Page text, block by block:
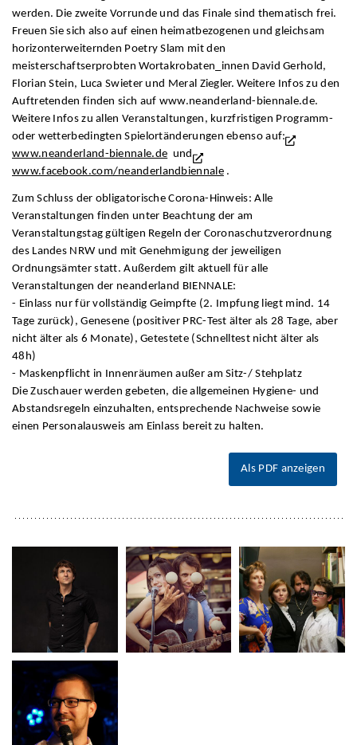
werden. Die zweite Vorrunde und das Finale sind thematisch frei.
Freuen Sie sich also auf einen heimatbezogenen und gleichsam
horizonterweiternden Poetry Slam mit den
meisterschaftserprobten Wortakrobaten_innen David Gerhold,
Florian Stein, Luca Swieter und Meral Ziegler. Weitere Infos zu den
Auftretenden finden sich auf www.neanderland-biennale.de.
Weitere Infos zu allen Veranstaltungen, kurzfristigen Programm-
oder wetterbedingten Spielortänderungen ebenso auf:
www.neanderland-biennale.de und
www.facebook.com/neanderlandbiennale.
Zum Schluss der obligatorische Corona-Hinweis: Alle
Veranstaltungen finden unter Beachtung der am
Veranstaltungstag gültigen Regeln der Coronaschutzverordnung
des Landes NRW und mit Genehmigung der jeweiligen
Ordnungsämter statt. Außerdem gilt aktuell für alle
Veranstaltungen der neanderland BIENNALE:
- Einlass nur für vollständig Geimpfte (2. Impfung liegt mind. 14
Tage zurück), Genesene (positiver PRC-Test älter als 28 Tage, aber
nicht älter als 6 Monate), Getestete (Schnelltest nicht älter als
48h)
- Maskenpflicht in Innenräumen außer am Sitz-/ Stehplatz
Die Zuschauer werden gebeten, die allgemeinen Hygiene- und
Abstandsregeln einzuhalten, entsprechende Nachweise sowie
einen Personalausweis am Einlass bereit zu halten.
Als PDF anzeigen